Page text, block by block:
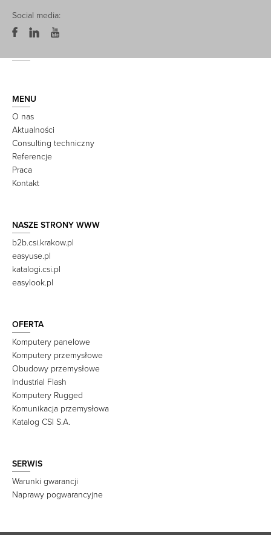
Social media:
MENU
O nas
Aktualności
Consulting techniczny
Referencje
Praca
Kontakt
NASZE STRONY WWW
b2b.csi.krakow.pl
easyuse.pl
katalogi.csi.pl
easylook.pl
OFERTA
Komputery panelowe
Komputery przemysłowe
Obudowy przemysłowe
Industrial Flash
Komputery Rugged
Komunikacja przemysłowa
Katalog CSI S.A.
SERWIS
Warunki gwarancji
Naprawy pogwarancyjne